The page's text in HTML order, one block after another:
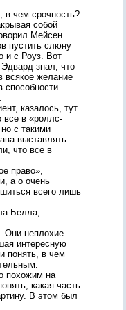
чем срочность?
собой
Мейсен.
пустить слюну
и с Роуз. Вот
знал, что
всякое желание
способности
казалось, тут
в «роллс-
с такими
выставлять
что все в
право»,
а о очень
всего лишь
Белла,
Они неплохие
интересную
понять, в чем
похожим на
какая часть
В этом был